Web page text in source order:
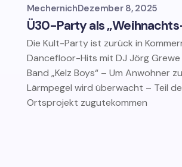
Ü30-Party als
MechernichDezember 8, 2025
Die Kult-Party ist zurück in
Dancefloor-Hits mit DJ Jörg
Band „Kelz Boys“ – Um Anwohner
Lärmpegel wird überwacht – Teil
Ortsprojekt zugutekommen